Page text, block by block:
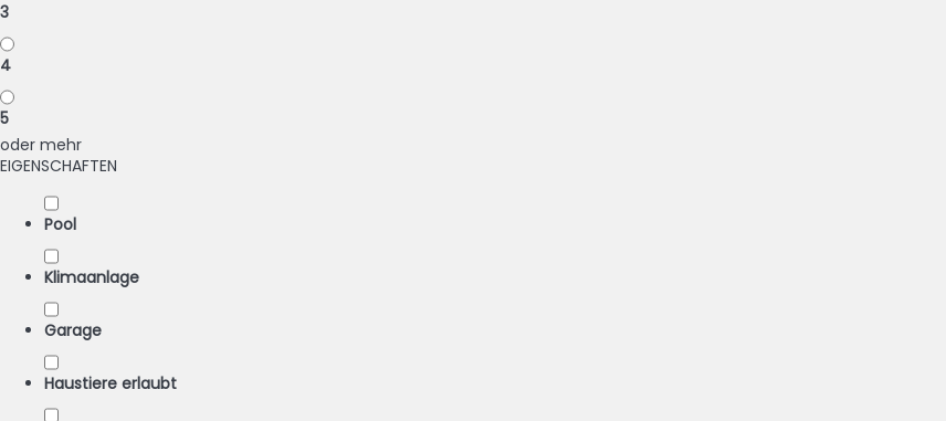
3
4
5
oder mehr
EIGENSCHAFTEN
Pool
Klimaanlage
Garage
Haustiere erlaubt